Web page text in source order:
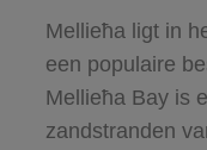
Mellieħa ligt in
een populaire
Mellieħa Bay is
zandstranden